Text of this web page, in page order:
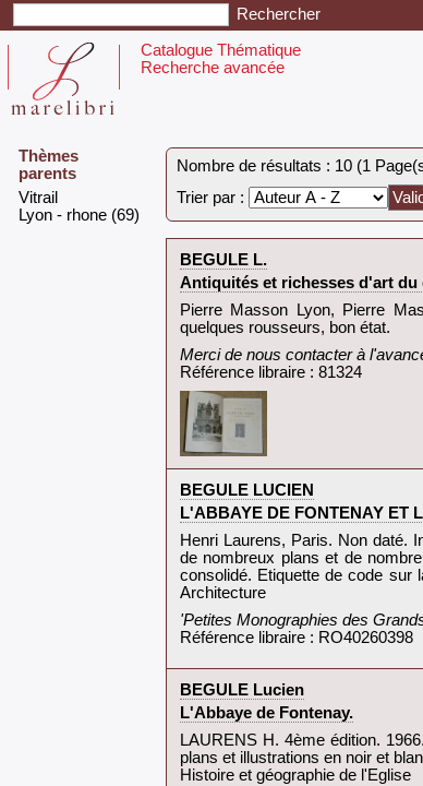
Catalogue Thématique
Recherche avancée
Thèmes
parents
‎Vitrail‎
‎Lyon - rhone (69)‎
Nombre de résultats : 10 (1
Trier par :
‎BEGULE L.‎
‎Antiquités et richesses d'art du
‎Pierre Masson Lyon, Pierre
quelques rousseurs, bon état.‎
‎Merci de nous contacter à
Référence libraire : 81324
‎BEGULE LUCIEN‎
‎L'ABBAYE DE FONTENAY ET
‎Henri Laurens, Paris. Non daté.
de nombreux plans et de
consolidé. Etiquette de code sur
Architecture‎
‎'Petites Monographies des
Référence libraire : RO40260398
‎BEGULE Lucien‎
‎L'Abbaye de Fontenay.‎
‎LAURENS H. 4ème édition.
plans et illustrations en noir et
Histoire et géographie de l'Eglise‎